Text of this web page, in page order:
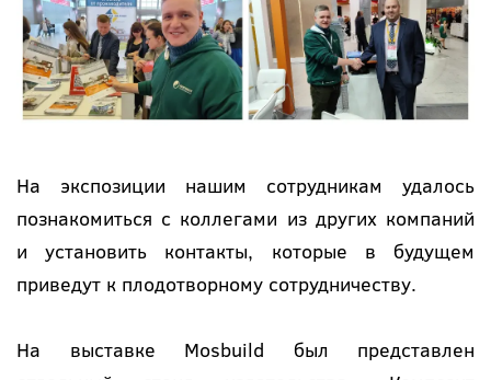
На экспозиции нашим сотрудникам удалось
познакомиться с коллегами из других компаний
и установить контакты, которые в будущем
приведут к плодотворному сотрудничеству.
На выставке Mosbuild был представлен